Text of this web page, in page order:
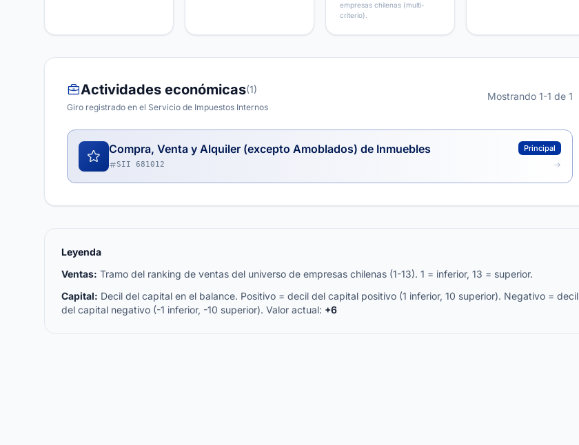
empresas chilenas (multi-
criterio).
Actividades económicas(1)
Giro registrado en el Servicio de Impuestos Internos
Mostrando 1-1 de 1
Compra, Venta y Alquiler (excepto Amoblados) de Inmuebles Principal
SII 681012
Leyenda
Ventas: Tramo del ranking de ventas del universo de empresas chilenas (1-13). 1 = inferior, 13 = superior.
Capital: Decil del capital en el balance. Positivo = decil del capital positivo (1 inferior, 10 superior). Negativo = decil
del capital negativo (-1 inferior, -10 superior). Valor actual: +6